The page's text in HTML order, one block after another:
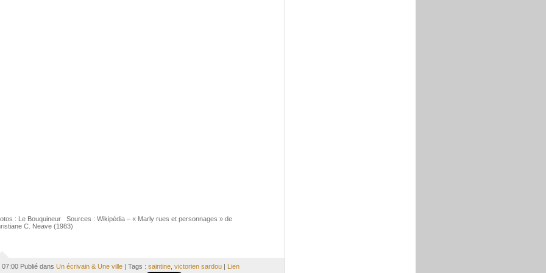
: Le Bouquineur Sources : Wikipédia – « Marly rues et personnages » de
C. Neave (1983)
07:00 Publié dans Un écrivain & Une ville| Tags : saintine, victorien sardou| Lien